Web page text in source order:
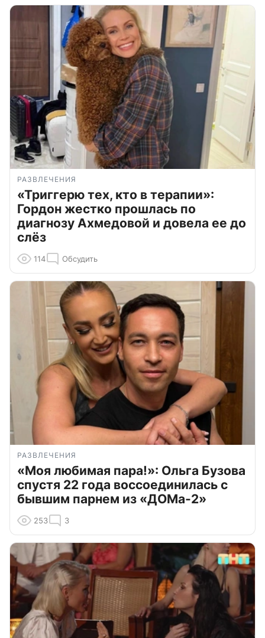
РАЗВЛЕЧЕНИЯ
«Триггерю тех, кто в терапии»:
Гордон жестко прошлась по
диагнозу Ахмедовой и довела ее до
слёз
114 Обсудить
РАЗВЛЕЧЕНИЯ
«Моя любимая пара!»: Ольга Бузова
спустя 22 года воссоединилась с
бывшим парнем из «ДОМа-2»
253 3